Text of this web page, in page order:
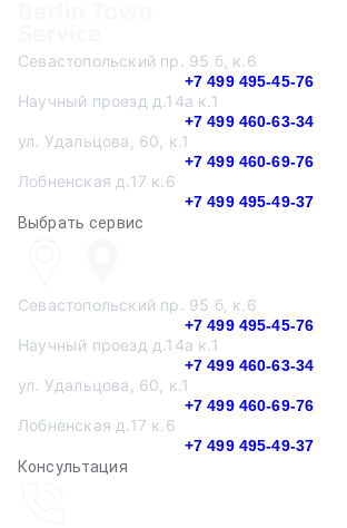
Севастопольский пр. 95 б, к.6
+7 499 495-45-76
Научный проезд д.14а к.1
+7 499 460-63-34
ул. Удальцова, 60, к.1
+7 499 460-69-76
Лобненская д.17 к.6
+7 499 495-49-37
Выбрать сервис
Севастопольский пр. 95 б, к.6
+7 499 495-45-76
Научный проезд д.14а к.1
+7 499 460-63-34
ул. Удальцова, 60, к.1
+7 499 460-69-76
Лобненская д.17 к.6
+7 499 495-49-37
Консультация